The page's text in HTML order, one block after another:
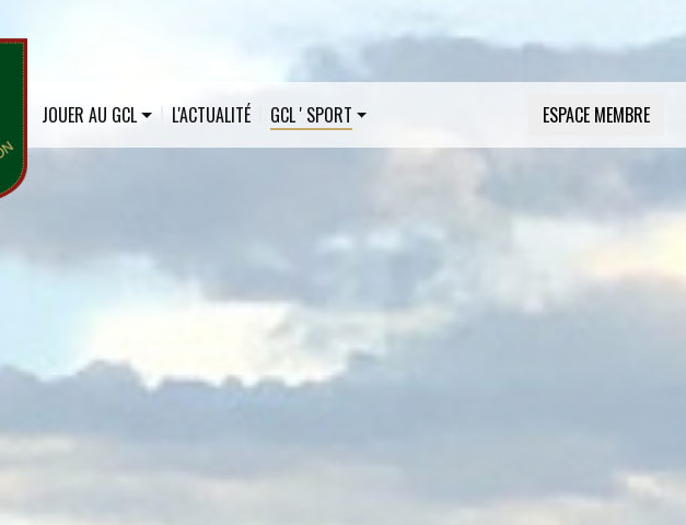
JOUER AU GCL L'ACTUALITÉ GCL ' SPORT ESPACE MEMBRE